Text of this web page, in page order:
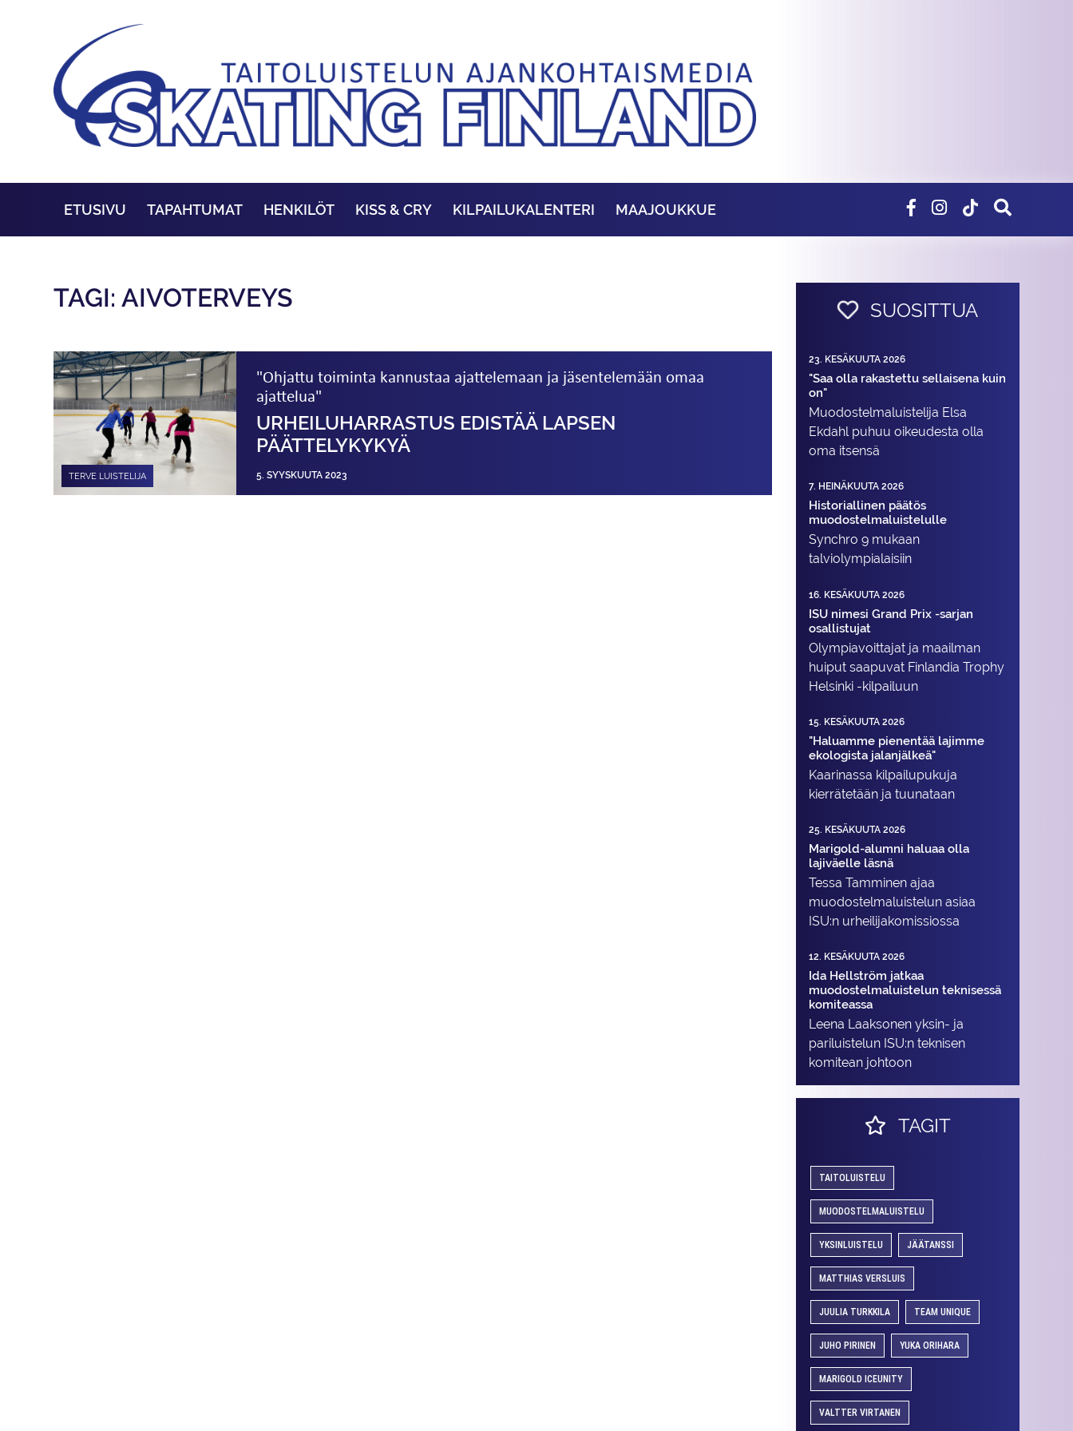
ETUSIVU TAPAHTUMAT HENKILÖT KISS & CRY KILPAILUKALENTERI MAAJOUKKUE
TAGI: AIVOTERVEYS
TERVE LUISTELIJA
"Ohjattu toiminta kannustaa ajattelemaan ja jäsentelemään omaa
ajattelua"
URHEILUHARRASTUS EDISTÄÄ LAPSEN
PÄÄTTELYKYKYÄ
5. SYYSKUUTA 2023
SUOSITTUA
23. KESÄKUUTA 2026
"Saa olla rakastettu sellaisena kuin
on"
Muodostelma­luistelija Elsa
Ekdahl puhuu oikeudesta olla
oma itsensä
7. HEINÄKUUTA 2026
Historiallinen päätös
muodostelmaluistelulle
Synchro 9 mukaan
talviolympialaisiin
16. KESÄKUUTA 2026
ISU nimesi Grand Prix -sarjan
osallistujat
Olympiavoittajat ja maailman
huiput saapuvat Finlandia Trophy
Helsinki -kilpailuun
15. KESÄKUUTA 2026
"Haluamme pienentää lajimme
ekologista jalanjälkeä"
Kaarinassa kilpailupukuja
kierrätetään ja tuunataan
25. KESÄKUUTA 2026
Marigold-alumni haluaa olla
lajiväelle läsnä
Tessa Tamminen ajaa
muodostelma­luistelun asiaa
ISU:n urheilija­komissiossa
12. KESÄKUUTA 2026
Ida Hellström jatkaa
muodostelmaluistelun teknisessä
komiteassa
Leena Laaksonen yksin- ja
pariluistelun ISU:n teknisen
komitean johtoon
TAGIT
TAITOLUISTELU
MUODOSTELMALUISTELU
YKSINLUISTELU JÄÄTANSSI
MATTHIAS VERSLUIS
JUULIA TURKKILA TEAM UNIQUE
JUHO PIRINEN YUKA ORIHARA
MARIGOLD ICEUNITY
VALTTER VIRTANEN